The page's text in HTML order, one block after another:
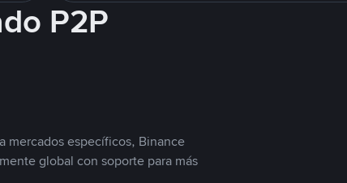
P2P
mercados específicos, Binance
global con soporte para más